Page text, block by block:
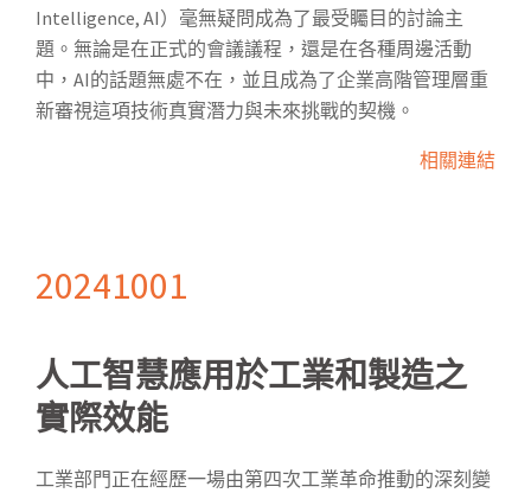
Intelligence, AI）毫無疑問成為了最受矚目的討論主
題。無論是在正式的會議議程，還是在各種周邊活動
中，AI的話題無處不在，並且成為了企業高階管理層重
新審視這項技術真實潛力與未來挑戰的契機。
相關連結
20241001
人工智慧應用於工業和製造之
實際效能
工業部門正在經歷一場由第四次工業革命推動的深刻變